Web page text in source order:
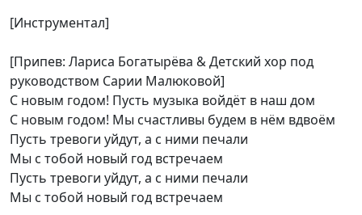
[Инструментал]
[Припев: Лариса Богатырёва & Детский хор под
руководством Сарии Малюковой]
С новым годом! Пусть музыка войдёт в наш дом
С новым годом! Мы счастливы будем в нём вдвоём
Пусть тревоги уйдут, а с ними печали
Мы с тобой новый год встречаем
Пусть тревоги уйдут, а с ними печали
Мы с тобой новый год встречаем